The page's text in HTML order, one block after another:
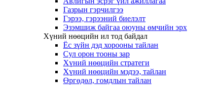
Газрын гэрчилгээ
Гэрээ, гэрээний биелэлт
Эзэмшиж байгаа оюуны өмчийн эрх
Хүний нөөцийн ил тод байдал
Ёс зүйн дэд хорооны тайлан
Сул орон тооны зар
Хүний нөөцийн стратеги
Хүний нөөцийн мэдээ, тайлан
Өргөдөл, гомдлын тайлан